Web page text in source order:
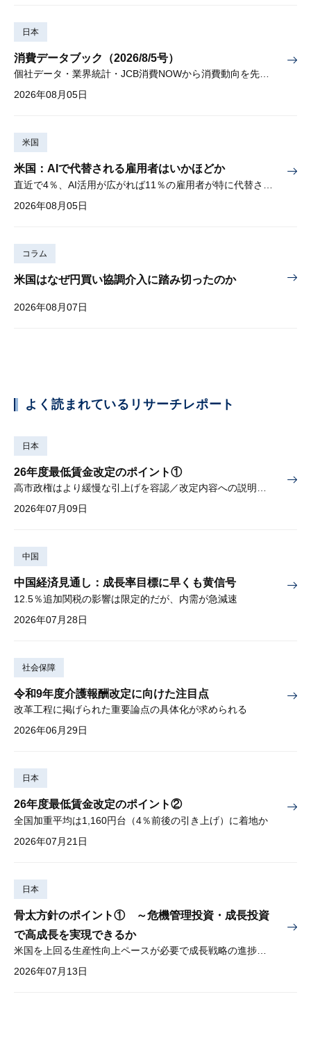
日本
消費データブック（2026/8/5号）
個社データ・業界統計・JCB消費NOWから消費動向を先取り
2026年08月05日
米国
米国：AIで代替される雇用者はいかほどか
2026年08月05日
コラム
米国はなぜ円買い協調介入に踏み切ったのか
2026年08月07日
よく読まれているリサーチレポート
日本
26年度最低賃金改定のポイント①
高市政権はより緩慢な引上げを容認／改定内容への説明責任が焦点
2026年07月09日
中国
中国経済見通し：成長率目標に早くも黄信号
12.5％追加関税の影響は限定的だが、内需が急減速
2026年07月28日
社会保障
令和9年度介護報酬改定に向けた注目点
改革工程に掲げられた重要論点の具体化が求められる
2026年06月29日
日本
26年度最低賃金改定のポイント②
全国加重平均は1,160円台（4％前後の引き上げ）に着地か
2026年07月21日
日本
骨太方針のポイント① ～危機管理投資・成長投資
で高成長を実現できるか
米国を上回る生産性向上ペースが必要で成長戦略の進捗管理も課題
2026年07月13日